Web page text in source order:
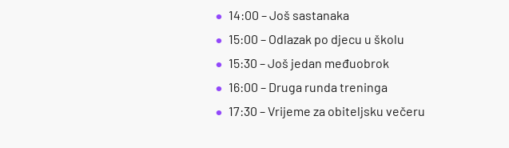
14:00 – Još sastanaka
15:00 – Odlazak po djecu u školu
15:30 – Još jedan međuobrok
16:00 – Druga runda treninga
17:30 – Vrijeme za obiteljsku večeru